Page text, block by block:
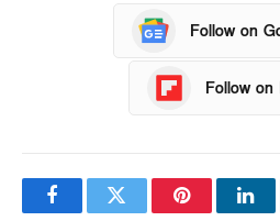
Follow on
Follow on
FacebookTwitter Pinterest